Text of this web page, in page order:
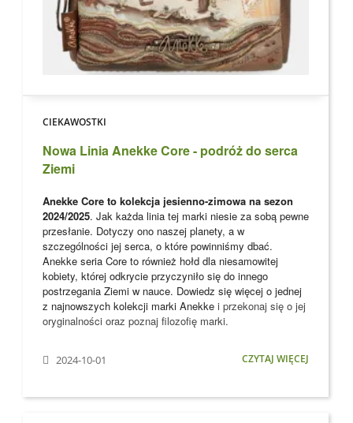
CIEKAWOSTKI
Nowa Linia Anekke Core - podróż do serca
Ziemi
Anekke Core to kolekcja jesienno-zimowa na sezon
2024/2025. Jak każda linia tej marki niesie za sobą pewne
przesłanie. Dotyczy ono naszej planety, a w
szczególności jej serca, o które powinniśmy dbać.
Anekke seria Core to również hołd dla niesamowitej
kobiety, której odkrycie przyczyniło się do innego
postrzegania Ziemi w nauce. Dowiedz się więcej o jednej
z najnowszych kolekcji marki Anekke i przekonaj się o jej
oryginalności oraz poznaj filozofię marki.
2024-10-01 CZYTAJ WIĘCEJ